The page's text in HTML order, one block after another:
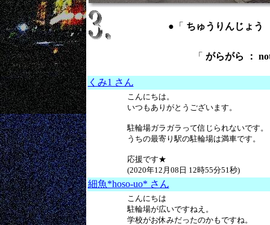
●「 ちゅうりんじょう
「 がらがら ：
くみ1 さん
こんにちは。
いつもありがとうございます。
駐輪場ガラガラって信じられないです。
うちの最寄り駅の駐輪場は満車です。
応援です★
(2020年12月08日 12時55分51秒)
細魚*hoso-uo* さん
こんにちは
駐輪場が広いですねえ。
学校がお休みだったのかもですね。